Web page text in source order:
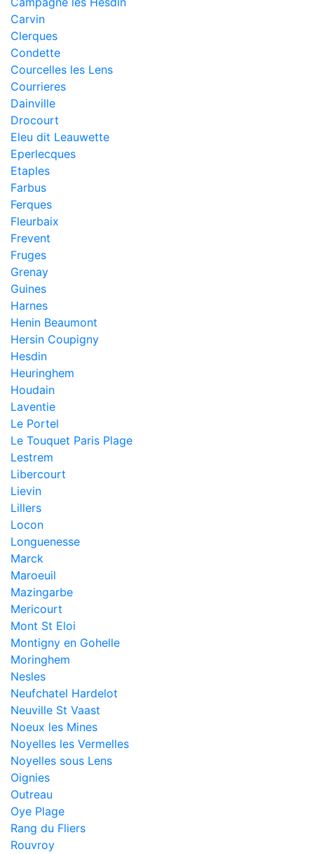
Carvin
Clerques
Condette
Courcelles les Lens
Courrieres
Dainville
Drocourt
Eleu dit Leauwette
Eperlecques
Etaples
Farbus
Ferques
Fleurbaix
Frevent
Fruges
Grenay
Guines
Harnes
Henin Beaumont
Hersin Coupigny
Hesdin
Heuringhem
Houdain
Laventie
Le Portel
Le Touquet Paris Plage
Lestrem
Libercourt
Lievin
Lillers
Locon
Longuenesse
Marck
Maroeuil
Mazingarbe
Mericourt
Mont St Eloi
Montigny en Gohelle
Moringhem
Nesles
Neufchatel Hardelot
Neuville St Vaast
Noeux les Mines
Noyelles les Vermelles
Noyelles sous Lens
Oignies
Outreau
Oye Plage
Rang du Fliers
Rouvroy